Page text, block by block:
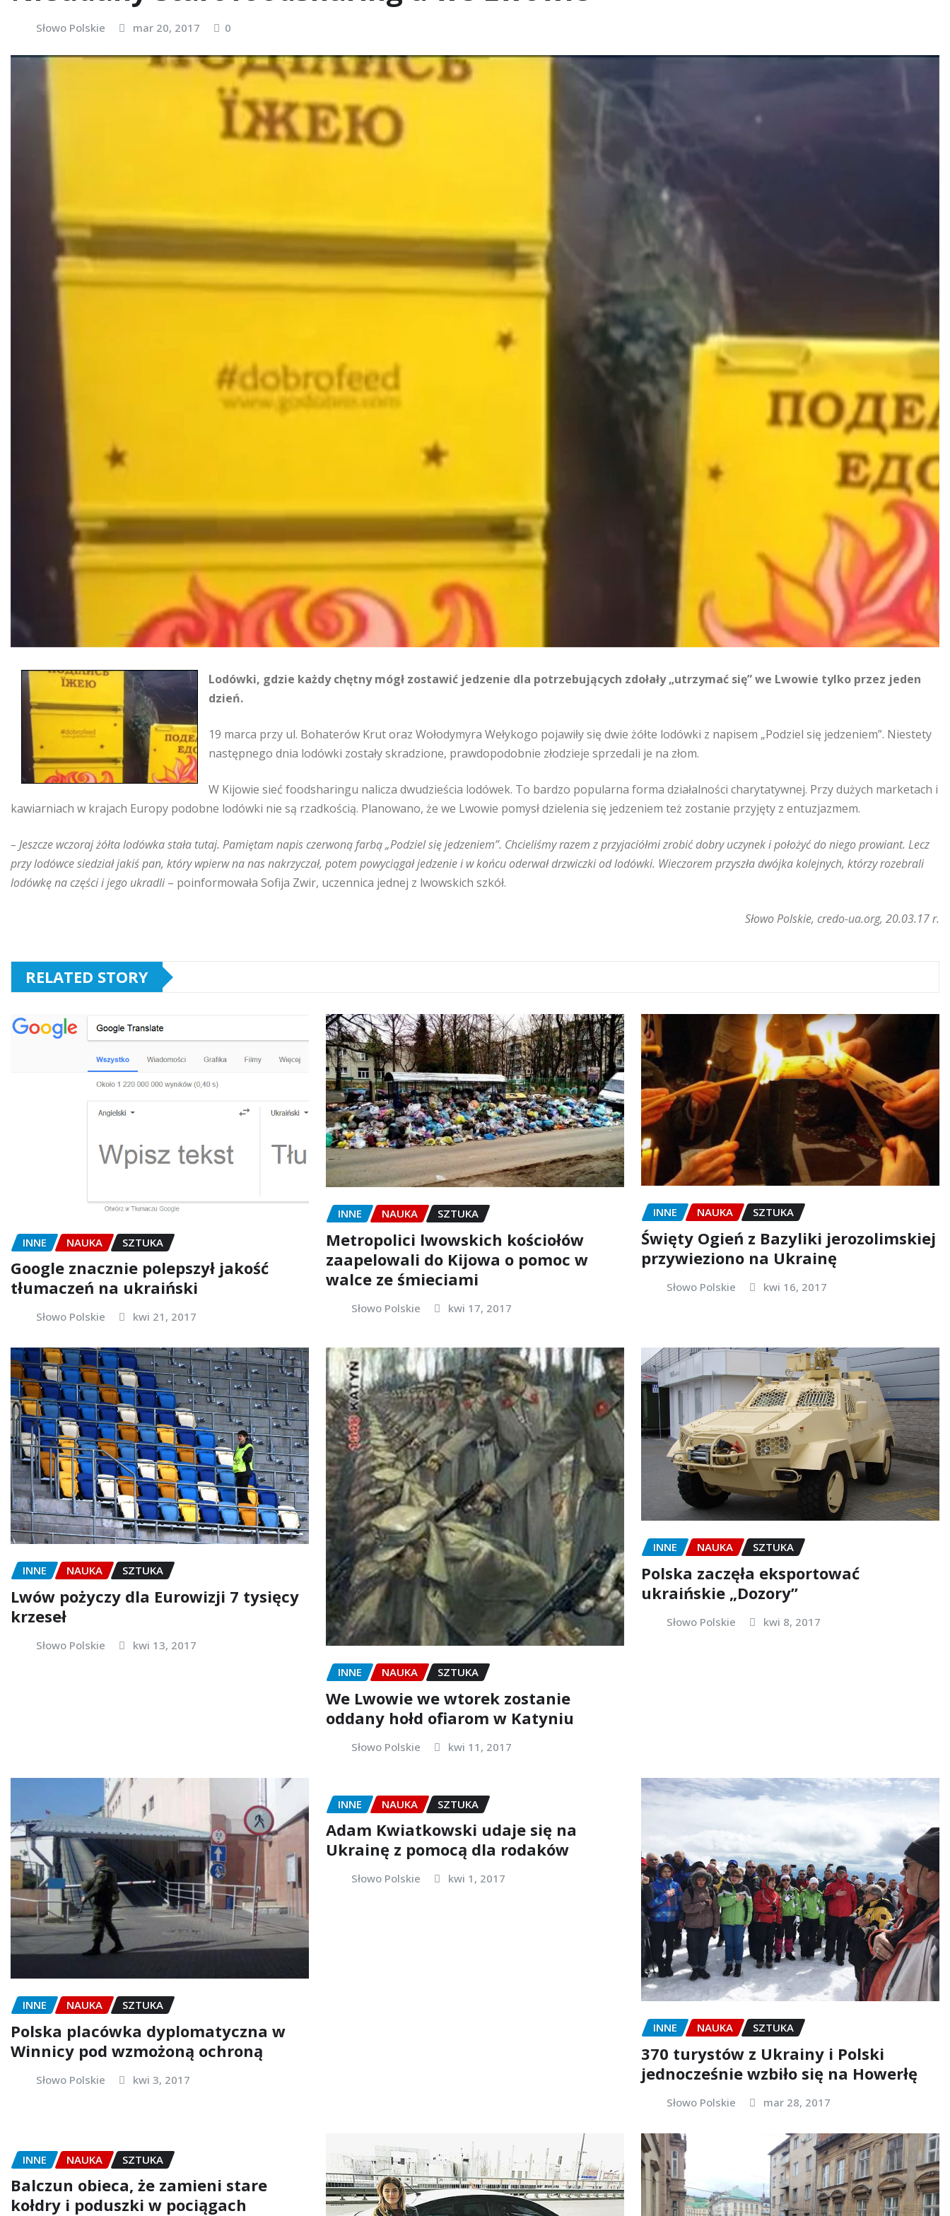
Słowo Polskie mar 20, 2017 0
Lodówki, gdzie każdy chętny mógł zostawić jedzenie dla potrzebujących zdołały „utrzymać się” we Lwowie tylko przez jeden
dzień.
19 marca przy ul. Bohaterów Krut oraz Wołodymyra Wełykogo pojawiły się dwie żółte lodówki z napisem „Podziel się jedzeniem”. Niestety
następnego dnia lodówki zostały skradzione, prawdopodobnie złodzieje sprzedali je na złom.
W Kijowie sieć foodsharingu nalicza dwudzieścia lodówek. To bardzo popularna forma działalności charytatywnej. Przy dużych marketach i
kawiarniach w krajach Europy podobne lodówki nie są rzadkością. Planowano, że we Lwowie pomysł dzielenia się jedzeniem też zostanie przyjęty z entuzjazmem.
– Jeszcze wczoraj żółta lodówka stała tutaj. Pamiętam napis czerwoną farbą „Podziel się jedzeniem”. Chcieliśmy razem z przyjaciółmi zrobić dobry uczynek i położyć do niego prowiant. Lecz
przy lodówce siedział jakiś pan, który wpierw na nas nakrzyczał, potem powyciągał jedzenie i w końcu oderwał drzwiczki od lodówki. Wieczorem przyszła dwójka kolejnych, którzy rozebrali
lodówkę na części i jego ukradli – poinformowała Sofija Zwir, uczennica jednej z lwowskich szkół.
Słowo Polskie, credo-ua.org, 20.03.17 r.
RELATED STORY
INNE NAUKA SZTUKA
Google znacznie polepszył jakość
tłumaczeń na ukraiński
Słowo Polskie kwi 21, 2017
INNE NAUKA SZTUKA
Metropolici lwowskich kościołów
zaapelowali do Kijowa o pomoc w
walce ze śmieciami
Słowo Polskie kwi 17, 2017
INNE NAUKA SZTUKA
Święty Ogień z Bazyliki jerozolimskiej
przywieziono na Ukrainę
Słowo Polskie kwi 16, 2017
INNE NAUKA SZTUKA
Lwów pożyczy dla Eurowizji 7 tysięcy
krzeseł
Słowo Polskie
kwi 13, 2017
INNE
NAUKA SZTUKA
We Lwowie we wtorek zostanie
oddany hołd ofiarom w Katyniu
Słowo Polskie kwi 11, 2017
INNE NAUKA SZTUKA
Polska zaczęła eksportować
ukraińskie „Dozory”
Słowo Polskie kwi 8, 2017
INNE NAUKA SZTUKA
Polska placówka dyplomatyczna w
Winnicy pod wzmożoną ochroną
Słowo Polskie kwi 3, 2017
INNE NAUKA SZTUKA
Adam Kwiatkowski udaje się na
Ukrainę z pomocą dla rodaków
Słowo Polskie kwi 1, 2017
INNE NAUKA SZTUKA
370 turystów z Ukrainy i Polski
jednocześnie wzbiło się na Howerłę
Słowo Polskie mar 28, 2017
INNE NAUKA SZTUKA
Balczun obieca, że zamieni stare
kołdry i poduszki w pociągach